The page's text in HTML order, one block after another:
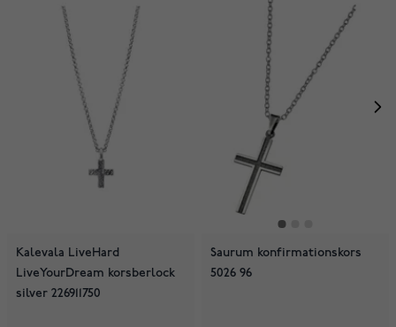
Kalevala LiveHard
LiveYourDream korsberlock
silver 226911750
Saurum konfirmationskors
5026 96